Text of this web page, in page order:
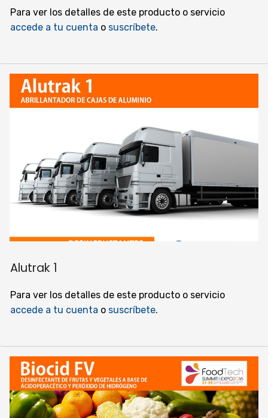
Para ver los detalles de este producto o servicio
accede a tu cuenta o suscríbete.
Alutrak 1
Para ver los detalles de este producto o servicio
accede a tu cuenta o suscríbete.